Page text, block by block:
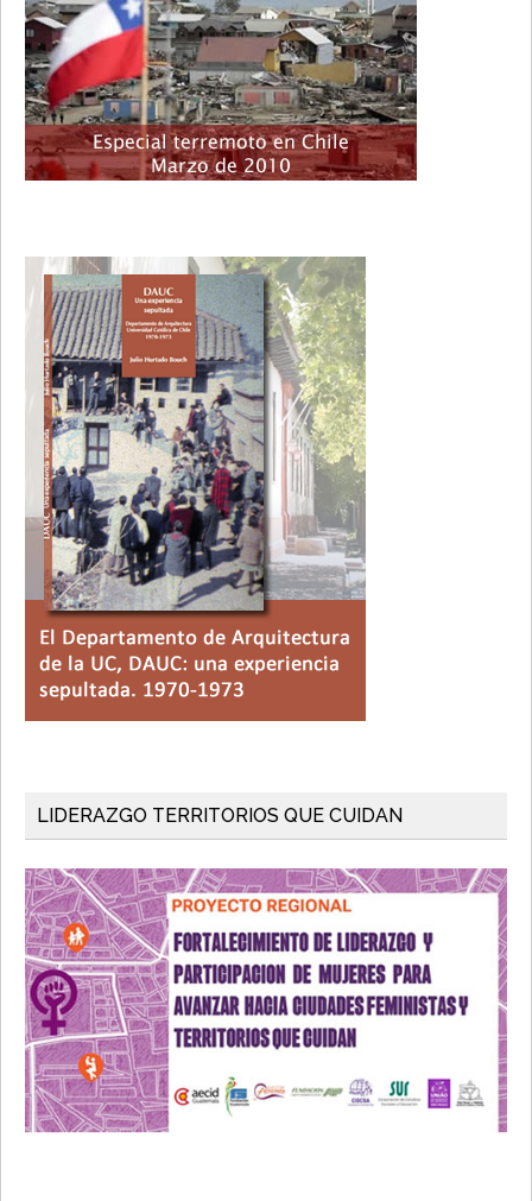
Primary
Sidebar
LIDERAZGO TERRITORIOS QUE CUIDAN